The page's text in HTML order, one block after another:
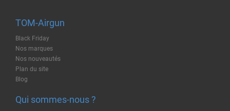
TOM-Airgun
Black Friday
Nos marques
Nos nouveautés
Plan du site
Blog
Qui sommes-nous ?